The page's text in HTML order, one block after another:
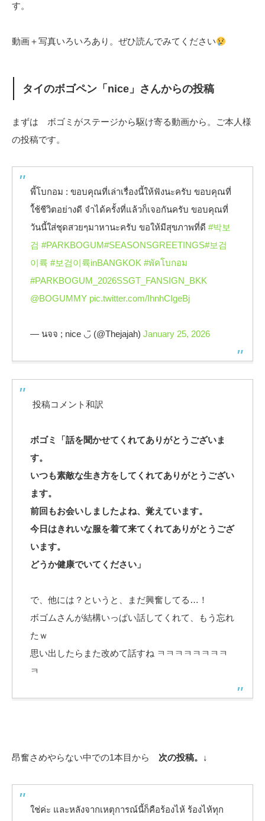
す。
動画＋写真いろいろあり。ぜひ読んでみてください
タイのボゴペン「nice」さんからの投稿
まずは ボゴミがステージから駆け寄る動画から。ご本人様
の投稿です。
พี้โบกอม : ขอบคุณที่เล่าเรื่องนี้ให้ฟังนะครับ ขอบคุณที่
ใ้ช้ชีวิตอย่างดี จำได้ครั้งที่แล้วก็เจอกันครับ ขอบคุณที่
วันนี้ใส่ชุดสวยๆมาหานะครับ ขอให้มีสุขภาพที่ดี #박보
검 #PARKBOGUM#SEASONSGREETINGS#보검
이륙 #보검이륙inBANGKOK #พัคโบกอม
#PARKBOGUM_2026SSGT_FANSIGN_BKK
@BOGUMMY pic.twitter.com/IhnhCIgeBj
— นจจ ; nice ◡̈ (@Thejajah) January 25, 2026
投稿コメント和訳
ボゴミ「話を聞かせてくれてありがとうございま
す。
いつも素敵な生き方をしてくれてありがとうござい
ます。
前回もお会いしましたよね、覚えています。
今日はきれいな服を着て来てくれてありがとうござ
います。
どうか健康でいてください」
で、他には？というと、まだ興奮してる…！
ボゴムさんが結構いっぱい話してくれて、もう忘れ
たｗ
思い出したらまた改めて話すね ㅋㅋㅋㅋㅋㅋㅋㅋ
ㅋ
昂奮さめやらない中での1本目から 次の投稿。↓
ใช่ค่ะ และหลังจากเหตุการณ์นี้ก็คือร้องไห้ ร้องไห้ทุก